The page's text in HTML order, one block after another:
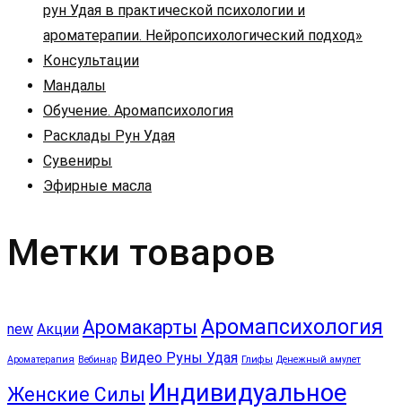
рун Удая в практической психологии и
ароматерапии. Нейропсихологический подход»
Консультации
Мандалы
Обучение. Аромапсихология
Расклады Рун Удая
Сувениры
Эфирные масла
Метки товаров
new Акции Аромакарты Аромапсихология
Ароматерапия Вебинар Видео Руны Удая Глифы Денежный амулет
Женские Силы Индивидуальное